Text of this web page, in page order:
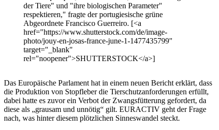
der Tiere" und "ihre biologischen Parameter"
respektieren," fragte der portugiesische grüne
Abgeordnete Francisco Guerreiro. [<a
href="https://www.shutterstock.com/de/image-
photo/jouy-en-josas-france-june-1-1477435799"
target="_blank"
rel="noopener">SHUTTERSTOCK</a>]
Das Europäische Parlament hat in einem neuen Bericht erklärt, dass
die Produktion von Stopfleber die Tierschutzanforderungen erfüllt,
dabei hatte es zuvor ein Verbot der Zwangsfütterung gefordert, da
diese als „grausam und unnötig“ gilt. EURACTIV geht der Frage
nach, was hinter diesem plötzlichen Sinneswandel steckt.